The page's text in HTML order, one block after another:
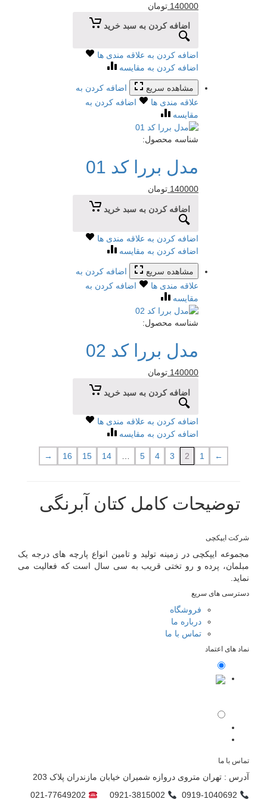
140000 تومان
اضافه کردن به سبد خرید
اضافه کردن به علاقه مندی ها
اضافه کردن به مقایسه
مشاهده سریع
اضافه کردن به
علاقه مندی ها
اضافه کردن به
مقایسه
شناسه محصول:
مدل بررا کد 01
140000 تومان
اضافه کردن به سبد خرید
اضافه کردن به علاقه مندی ها
اضافه کردن به مقایسه
مشاهده سریع
اضافه کردن به
علاقه مندی ها
اضافه کردن به
مقایسه
شناسه محصول:
مدل بررا کد 02
140000 تومان
اضافه کردن به سبد خرید
اضافه کردن به علاقه مندی ها
اضافه کردن به مقایسه
←
1
2
3
4
5
…
14
15
16
→
توضیحات کامل کتان آبرنگی
شرکت ایپکچی
مجموعه ایپکچی در زمینه تولید و تامین انواع پارچه های درجه یک
مبلمان، پرده و رو تختی قریب به سی سال است که فعالیت می
نماید.
دسترسی های سریع
فروشگاه
درباره ما
تماس با ما
نماد های اعتماد
تماس با ما
آدرس : تهران متروی دروازه شمیران خیابان مازندران پلاک 203